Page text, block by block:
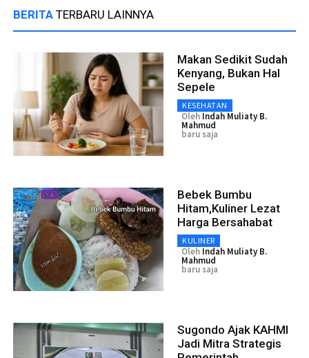
BERITA TERBARU LAINNYA
Makan Sedikit Sudah
Kenyang, Bukan Hal
Sepele
KESEHATAN
Oleh Indah Muliaty B.
Mahmud
baru saja
Bebek Bumbu
Hitam,Kuliner Lezat
Harga Bersahabat
KULINER
Oleh Indah Muliaty B.
Mahmud
baru saja
Sugondo Ajak KAHMI
Jadi Mitra Strategis